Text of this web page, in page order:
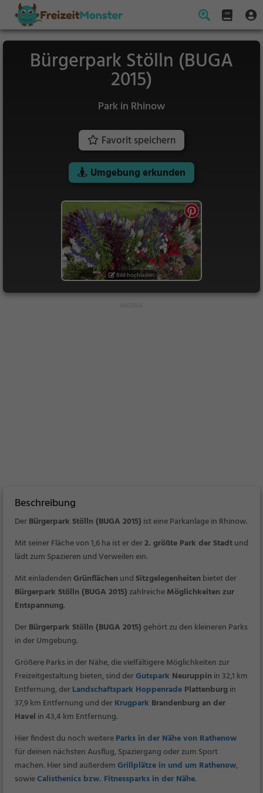
Bürgerpark Stölln (BUGA
2015)
Park in Rhinow
Favorit speichern
Umgebung erkunden
Bild hochladen
Beschreibung
DerBürgerpark Stölln (BUGA 2015) ist eine Parkanlage in Rhinow.
Mit seiner Fläche von 1,6 ha ist er der2. größte Park der Stadtund
lädt zum Spazieren und Verweilen ein.
Mit einladendenGrünflächen undSitzgelegenheiten bietet der
Bürgerpark Stölln (BUGA 2015)zahlreicheMöglichkeiten zur
Entspannung.
DerBürgerpark Stölln (BUGA 2015) gehört zu den kleineren Parks
in der Umgebung.
Größere Parks in der Nähe, die vielfältigere Möglichkeiten zur
Freizeitgestaltung bieten, sind derGutspark Neuruppin in 32,1 km
Entfernung, derLandschaftspark Hoppenrade Plattenburgin
37,9 km Entfernung und derKrugpark Brandenburg an der
Havel in 43,4 km Entfernung.
Hier findest du noch weitereParks in der Nähe von Rathenow
für deinen nächsten Ausflug, Spaziergang oder zum Sport
machen. Hier sind außerdemGrillplätze in und um Rathenow,
sowieCalisthenics bzw. Fitnessparks in der Nähe.